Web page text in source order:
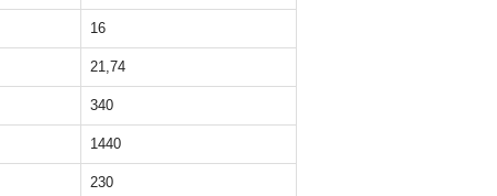
16
21,74
340
1440
230